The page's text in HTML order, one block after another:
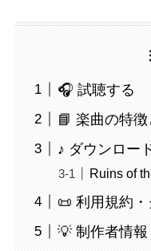
🎧 試聴する
📘 楽曲の特
♪ ダウンロー
Ruins of
📜 利用規約
💡 制作者情報